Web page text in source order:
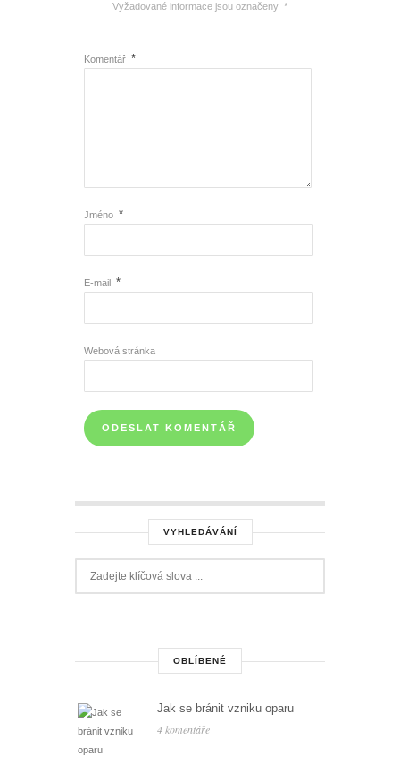
Vyžadované informace jsou označeny *
Komentář *
Jméno *
E-mail *
Webová stránka
VYHLEDÁVÁNÍ
OBLÍBENÉ
Jak se bránit vzniku oparu
4 komentáře